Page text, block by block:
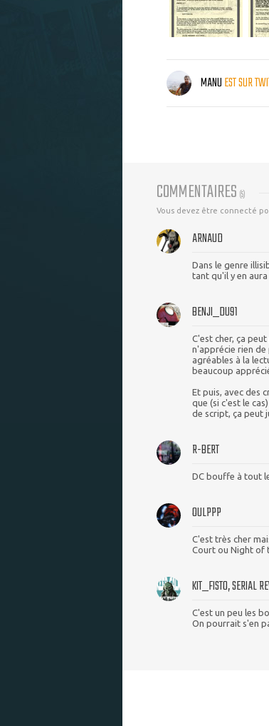
MANUEST SUR
COMMENTAIRES (5)
Vous devez être connecté
ARNAUD
Dans le genre
tant qu'il y en
BENJI_DU91
C'est cher, ça
n'apprécie rien de
agréables à la
beaucoup
Et puis, avec des
que (si c'est le
de script, ça peut
R-BERT
DC bouffe à tout
OULPPP
C'est très cher
Court ou Night of
KIT_FISTO, SERIAL
C'est un peu les
On pourrait s'en